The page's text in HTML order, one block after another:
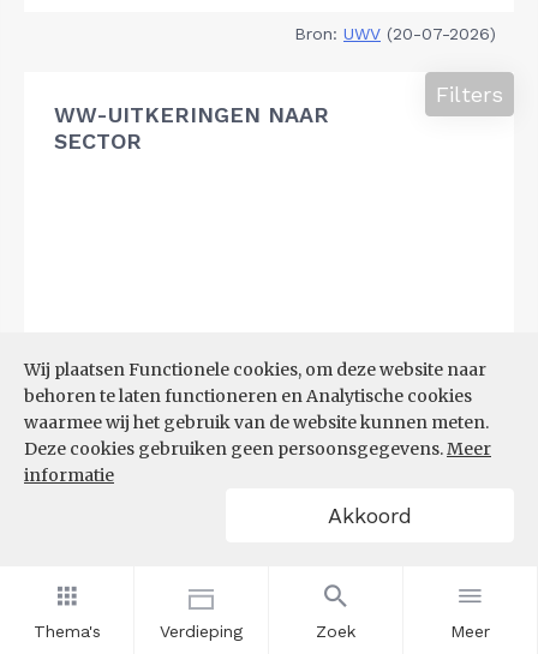
Thema's Verdieping Zoek Meer
Wij plaatsen Functionele cookies, om deze website naar
behoren te laten functioneren en Analytische cookies
waarmee wij het gebruik van de website kunnen meten.
Deze cookies gebruiken geen persoonsgegevens.Meer
informatie
Akkoord
Bron: UWV (20-07-2026)
WW-UITKERINGEN NAAR
SECTOR
Filters
Bron: (20-07-2026)